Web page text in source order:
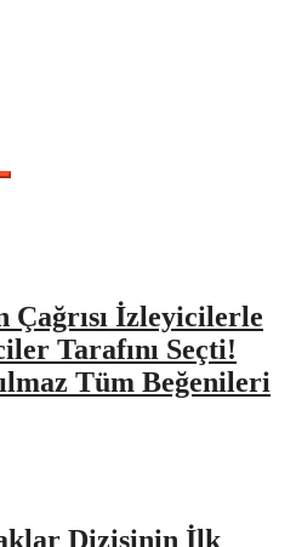
İzleyicilerle
Tarafını Seçti!
Tüm Beğenileri
Dizisinin İlk